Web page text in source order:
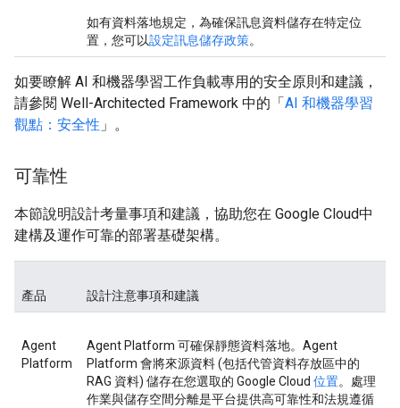
如有資料落地規定，為確保訊息資料儲存在特定位
置，您可以設定訊息儲存政策。
如要瞭解 AI 和機器學習工作負載專用的安全原則和建議，
請參閱 Well-Architected Framework 中的「 AI 和機器學習
觀點：安全性 」。
可靠性
本節說明設計考量事項和建議，協助您在 Google Cloud中
建構及運作可靠的部署基礎架構。
產品 設計注意事項和建議
Agent
Platform
Agent Platform 可確保靜態資料落地。Agent
Platform 會將來源資料 (包括代管資料存放區中的
RAG 資料) 儲存在您選取的 Google Cloud 位置。處理
作業與儲存空間分離是平台提供高可靠性和法規遵循